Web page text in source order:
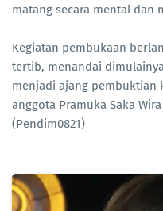
matang secara mental dan
Kegiatan pembukaan
tertib, menandai
menjadi ajang pembuktian
anggota Pramuka Saka
(Pendim0821)